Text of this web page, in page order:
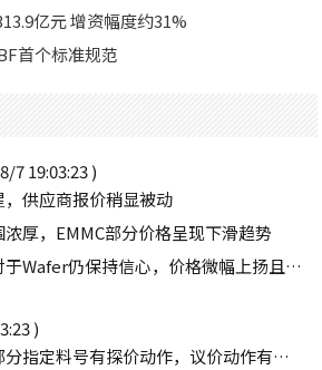
亿元 增资幅度约31%
首个标准规范
7 19:03:23 )
，供应商报价稍显被动
浓厚，EMMC部分价格呈现下滑趋势
【台湾地区】供应端对于Wafer仍保持信心，价格微幅上扬且惜售态度不变
)
【深圳】买家仅针对部分指定料号有探价动作，议价动作有所减少